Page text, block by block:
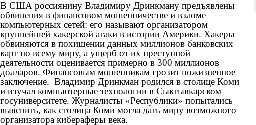
В США россиянину Владимиру Дринкману предъявлены
обвинения в финансовом мошенничестве и взломе
компьютерных сетей: его называют организатором
крупнейшей хакерской атаки в истории Америки. Хакеры
обвиняются в похищении данных миллионов банковских
карт по всему миру, а ущерб от их преступной
деятельности оценивается примерно в 300 миллионов
долларов. Финансовым мошенникам грозит пожизненное
заключение. Владимир Дринкман родился в столице Коми
и изучал компьютерные технологии в Сыктывкарском
госуниверситете. Журналисты «Республики» попытались
выяснить, как столица Коми могла дать миру возможного
организатора кибераферы века.